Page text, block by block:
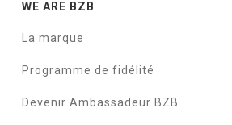
WE ARE BZB
La marque
Programme de fidélité
Devenir Ambassadeur BZB